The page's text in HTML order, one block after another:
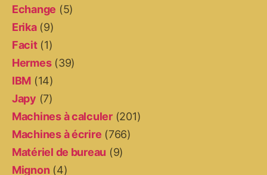
Echange (5)
Erika(9)
Facit(1)
Hermes(39)
IBM (14)
Japy (7)
Machines à calculer(201)
Machines à écrire (766)
Matériel de bureau (9)
Mignon (4)